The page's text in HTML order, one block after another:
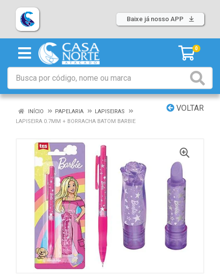
Baixe já nosso APP
0
VOLTAR
INÍCIO PAPELARIA
LAPISEIRAS
LAPISEIRA 0.7MM + BORRACHA BATOM BARBIE